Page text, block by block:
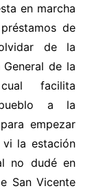
en marcha
de
de la
de la
facilita
a la
empezar
vi la estación
no dudé en
San Vicente